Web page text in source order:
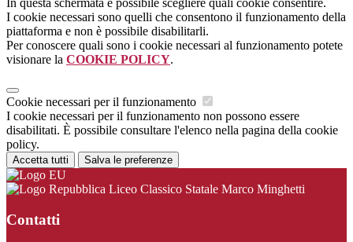
In questa schermata è possibile scegliere quali cookie consentire.
I cookie necessari sono quelli che consentono il funzionamento della
piattaforma e non è possibile disabilitarli.
Per conoscere quali sono i cookie necessari al funzionamento potete
visionare la COOKIE POLICY.
Cookie necessari per il funzionamento
I cookie necessari per il funzionamento non possono essere
disabilitati. È possibile consultare l'elenco nella pagina della cookie
policy.
Accetta tutti Salva le preferenze
Liceo Classico Statale Marco Minghetti
Contatti